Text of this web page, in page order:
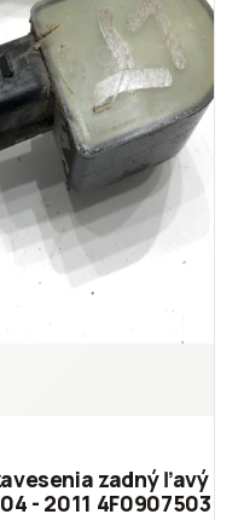
zadný ľavý
- 2011 4F0907503